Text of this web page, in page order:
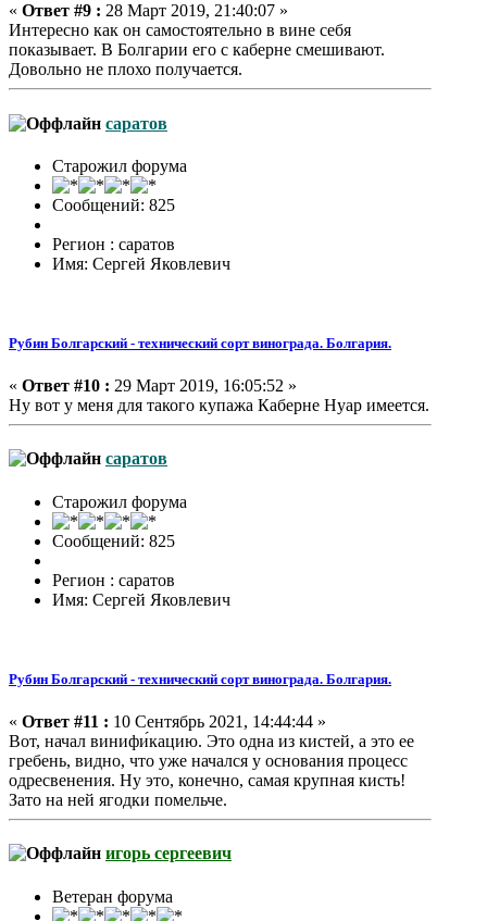
« Ответ #9 : 28 Март 2019, 21:40:07 »
Интересно как он самостоятельно в вине себя
показывает. В Болгарии его с каберне смешивают.
Довольно не плохо получается.
саратов
Старожил форума
Сообщений: 825
Регион : саратов
Имя: Сергей Яковлевич
Рубин Болгарский - технический сорт винограда. Болгария.
« Ответ #10 : 29 Март 2019, 16:05:52 »
Ну вот у меня для такого купажа Каберне Нуар имеется.
саратов
Старожил форума
Сообщений: 825
Регион : саратов
Имя: Сергей Яковлевич
Рубин Болгарский - технический сорт винограда. Болгария.
« Ответ #11 : 10 Сентябрь 2021, 14:44:44 »
Вот, начал винифи́кацию. Это одна из кистей, а это ее
гребень, видно, что уже начался у основания процесс
одресвенения. Ну это, конечно, самая крупная кисть!
Зато на ней ягодки помельче.
игорь сергеевич
Ветеран форума